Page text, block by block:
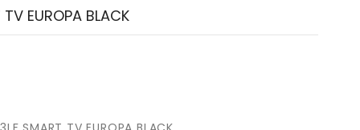
EUROPA BLACK